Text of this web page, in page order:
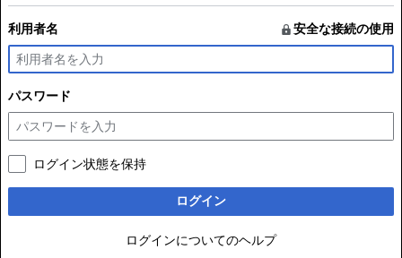
プ利用者名 安全な接続の使用
パスワード
ログイン状態を保持
ログイン
ログインについてのヘルプ